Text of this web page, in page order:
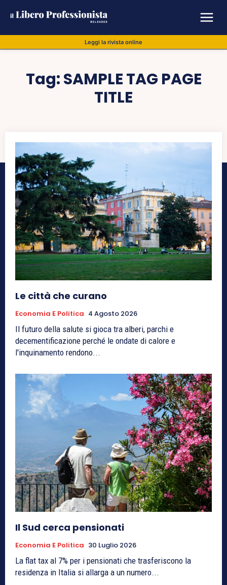
Leggi la rivista online
Tag:SAMPLE TAG PAGE
TITLE
Le città che curano
Economia E Politica 4 Agosto 2026
Il futuro della salute si gioca tra alberi, parchi e
decementificazione perché le ondate di calore e
l'inquinamento rendono...
Il Sud cerca pensionati
Economia E Politica 30 Luglio 2026
La flat tax al 7% per i pensionati che trasferiscono la
residenza in Italia si allarga a un numero...